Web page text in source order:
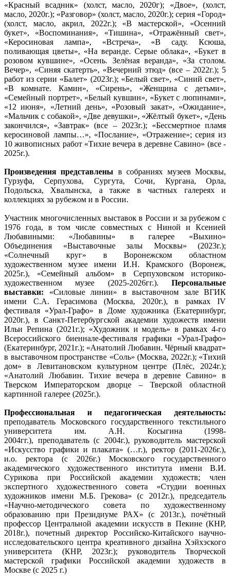
«Красный всадник» (холст, масло, 2020г); «Двое», (холст,
масло, 2020г.); «Разговор» (холст, масло, 2020г.); серия «Город»
(холст, масло, акрил, 2022г.); «В мастерской», «Осенний
букет», «Воспоминания», «Тишина», «Отражённый свет»,
«Керосиновая лампа», «Встреча», «В саду. Ксюша,
поливающая цветы», «На веранде. Серые облака», «Букет в
розовом кувшине», «Осень. Зелёная веранда», «За столом.
Вечер», «Синяя скатерть», «Вечерний этюд» (все – 2022г.); 5
работ из серии «Балет» (2023г.); «Белый свет», «Синий свет»,
«В комнате. Камин», «Сирень», «Женщина с детьми»,
«Семейный портрет», «Белый кувшин», «Букет с люпинами»,
«12 июня», «Летний день», «Розовый закат», «Ожидание»,
«Мальчик с собакой», «Две девушки», «Жёлтый букет», «День
закончился», «Завтрак» (все – 2023г.); «Бессмертное пламя
керосиновой лампы…», «Послание», «Отражение»; серия из
10 живописных работ «Тихие вечера в деревне Савино» (все -
2025г.).
Произведения представлены в собраниях музеев Москвы,
Гурзуфа, Серпухова, Сургута, Сочи, Кургана, Орла,
Подольска, Хвалынска, а также в частных галереях и
коллекциях за рубежом и в России.
Участник многочисленных выставок в России и за рубежом с
1976 года, в том числе совместных с Ниной и Ксенией
Любавиными: «Любавины» в галерее «Выхино»
Объединения «Выставочные залы Москвы» (2023г.);
«Солнечный круг» в Воронежском областном
художественном музее имени И.Н. Крамского (Воронеж,
2025г.), «Семейный альбом» в Серпуховском историко-
художественном музее (2025-2026гг.). Персональные
выставки: «Силовые линии» в выставочном зале ВГИК
имени С.А. Герасимова (Москва, 2020г.), в рамках IV
фестиваля «Урал-Графо» в Доме художника (Екатеринбург,
2020г.), в Санкт-Петербургской академии художеств имени
Ильи Репина (2021г.); «Художник и модель» в рамках 4-го
Всероссийского биеннале-фестиваля графики «Урал-Графо»
(Екатеринбург, 2021г.); «Анатолий Любавин. Чёрный квадрат»
в выставочном пространстве «Соль» (Москва, 2022г.); «Тихий
дом» в Левитановском культурном центре (Плёс, 2024г.);
«Анатолий Любавин. Тихие вечера в деревне Савино» в
Тверском Императорском дворце – Тверской областной
картинной галерее (2025г.).
Профессиональная и педагогическая деятельность:
преподаватель Московского государственного текстильного
университета им. А.Н. Косыгина (1998-
2004гг.), преподаватель (с 2004г.), руководитель мастерской
«Искусство графики и плаката» (…г.), ректор (2011-2026г.),
и.о. ректора (с 2026г.) Московского государственного
академического художественного института имени В.И.
Сурикова при Российской академии художеств; член
экспертного художественного совета «Студии военных
художников имени М.Б. Грекова» (с 2012г.), председатель
«Научно-методического совета по художественному
образованию при Президиуме РАХ» (с 2013г.), почётный
профессор Центральной академии искусств в Пекине (КНР,
2018г.), почетный директор Российско-Китайского научно-
исследовательского центра креативного дизайна Хэйхэского
университета (КНР, 2023г.); руководитель Творческой
мастерской графики Российской академии художеств в
Москве (с 2025 г.)